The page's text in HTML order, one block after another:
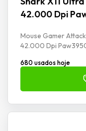
42.000 Dpi
Mouse Gamer
42.000 Dpi
680 usados hoje